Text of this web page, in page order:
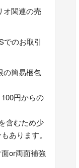
関連の売
のお取引
の簡易梱包
円からの
含むため少
あります。
or両面補強